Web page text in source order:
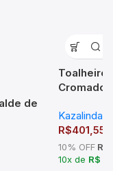
de
Toalheiro
Cromado
Kazalinda
R$401,55
10% OFF R$
10x de R$